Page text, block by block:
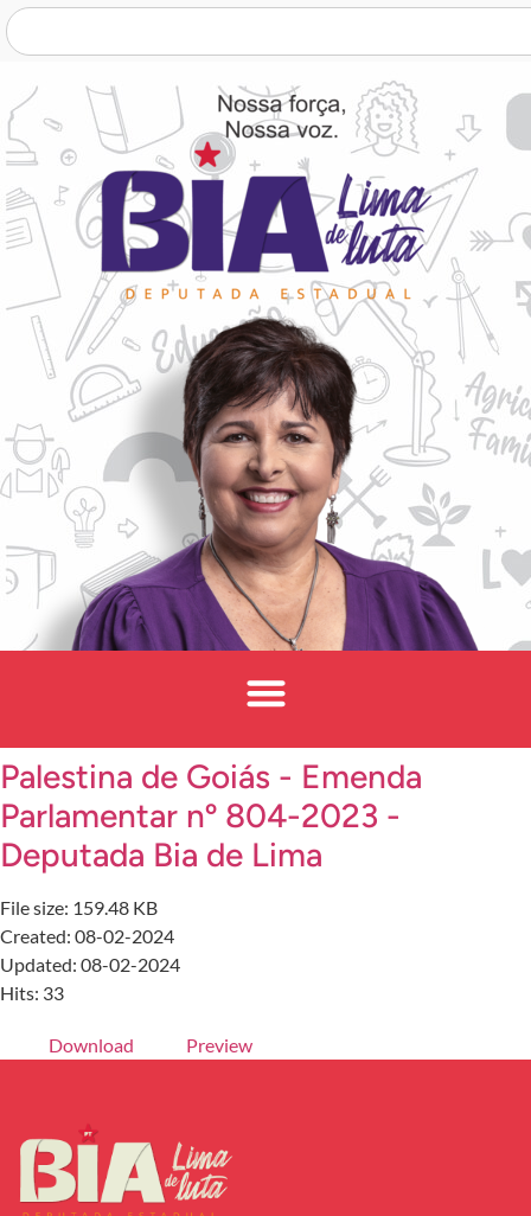
Palestina de Goiás - Emenda
Parlamentar nº 804-2023 -
Deputada Bia de Lima
File size: 159.48 KB
Created: 08-02-2024
Updated: 08-02-2024
Hits: 33
Download Preview